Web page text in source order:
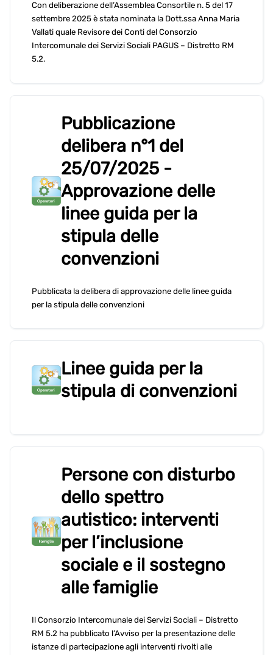
Con deliberazione dell’Assemblea Consortile n. 5 del 17
settembre 2025 è stata nominata la Dott.ssa Anna Maria
Vallati quale Revisore dei Conti del Consorzio
Intercomunale dei Servizi Sociali PAGUS – Distretto RM
5.2.
Pubblicazione
delibera n°1 del
25/07/2025 -
Approvazione delle
linee guida per la
stipula delle
convenzioni
Pubblicata la delibera di approvazione delle linee guida
per la stipula delle convenzioni
Linee guida per la
stipula di convenzioni
Persone con disturbo
dello spettro
autistico: interventi
per l’inclusione
sociale e il sostegno
alle famiglie
Il Consorzio Intercomunale dei Servizi Sociali – Distretto
RM 5.2 ha pubblicato l’Avviso per la presentazione delle
istanze di partecipazione agli interventi rivolti alle